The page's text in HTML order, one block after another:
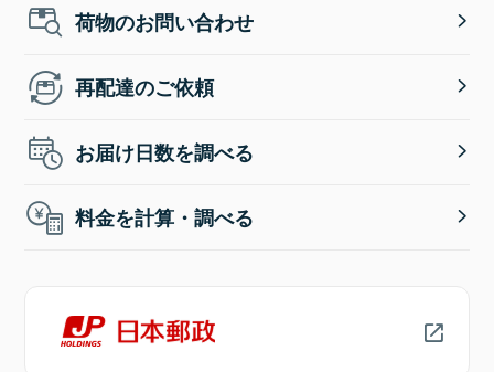
荷物のお問い合わせ
再配達のご依頼
お届け日数を調べる
料金を計算・調べる